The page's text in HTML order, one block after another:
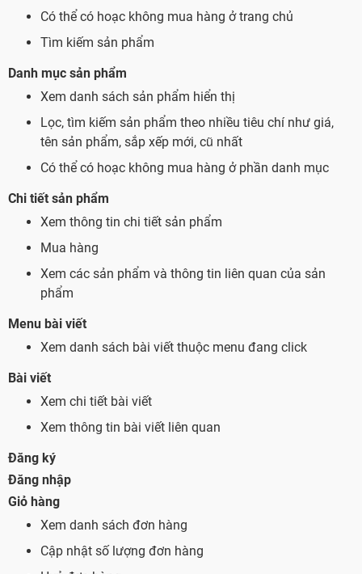
Có thể có hoạc không mua hàng ở trang chủ
Tìm kiếm sản phẩm
Danh mục sản phẩm
Xem danh sách sản phẩm hiển thị
Lọc, tìm kiếm sản phẩm theo nhiều tiêu chí như giá,
tên sản phẩm, sắp xếp mới, cũ nhất
Có thể có hoạc không mua hàng ở phần danh mục
Chi tiết sản phẩm
Xem thông tin chi tiết sản phẩm
Mua hàng
Xem các sản phẩm và thông tin liên quan của sản
phẩm
Menu bài viết
Xem danh sách bài viết thuộc menu đang click
Bài viết
Xem chi tiết bài viết
Xem thông tin bài viết liên quan
Đăng ký
Đăng nhập
Giỏ hàng
Xem danh sách đơn hàng
Cập nhật số lượng đơn hàng